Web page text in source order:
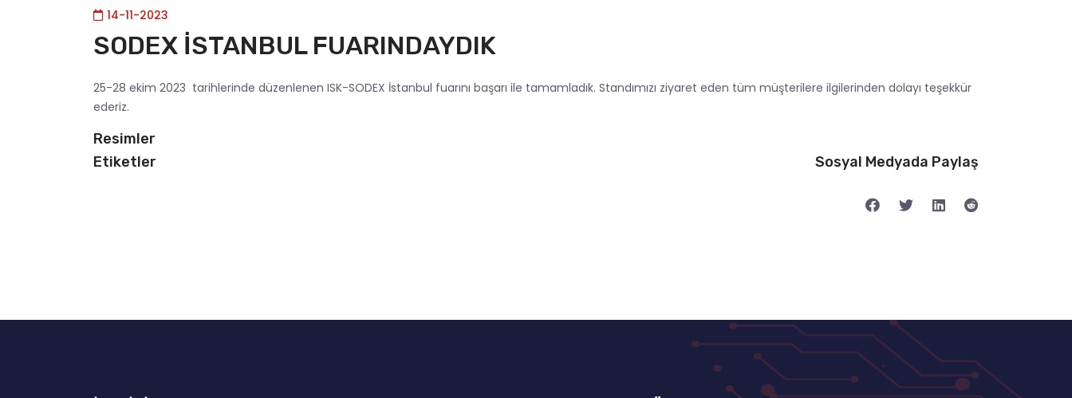
14-11-2023
SODEX İSTANBUL FUARINDAYDIK
25-28 ekim 2023 tarihlerinde düzenlenen ISK-SODEX İstanbul fuarını başarı ile tamamladık. Standımızı ziyaret eden tüm müşterilere ilgilerinden dolayı teşekkür
ederiz.
Resimler
Etiketler
Sosyal Medyada Paylaş